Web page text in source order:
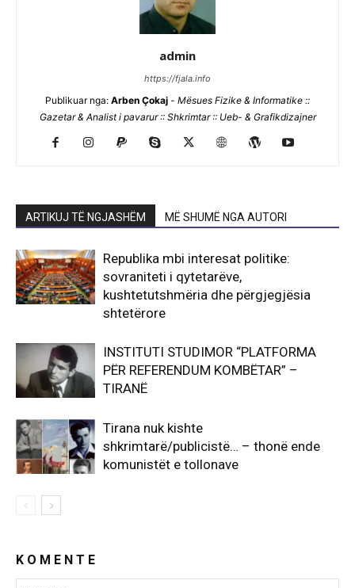
admin
https://fjala.info
Publikuar nga: Arben Çokaj - Mësues Fizike & Informatike ::
Gazetar & Analist i pavarur :: Shkrimtar :: Ueb- & Grafikdizajner
ARTIKUJ TË NGJASHËM MË SHUMË NGA AUTORI
Republika mbi interesat politike:
sovraniteti i qytetarëve,
kushtetutshmëria dhe përgjegjësia
shtetërore
INSTITUTI STUDIMOR “PLATFORMA
PËR REFERENDUM KOMBËTAR” –
TIRANË
Tirana nuk kishte
shkrimtarë/publicistë… – thonë ende
komunistët e tollonave
K O M E N T E